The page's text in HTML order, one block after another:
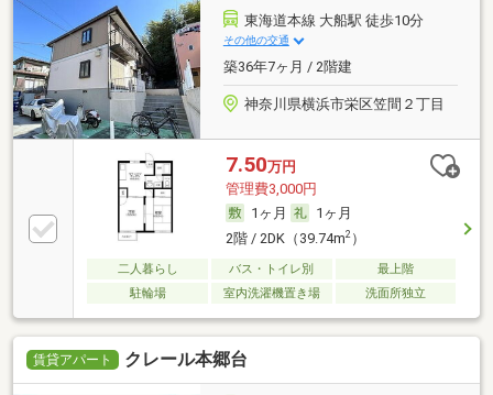
東海道本線 大船駅 徒歩10分
その他の交通
築36年7ヶ月 / 2階建
神奈川県横浜市栄区笠間２丁目
7.50万円
管理費3,000円
1ヶ月
1ヶ月
2階 / 2DK（39.74m2）
二人暮らし バス・トイレ別
最上階
駐輪場
室内洗濯機置き場 洗面所独立
賃貸アパート クレール本郷台